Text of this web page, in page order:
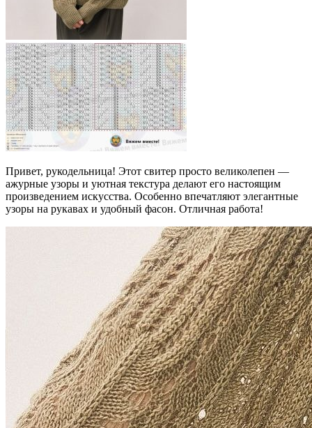
Привет, рукодельница! Этот свитер просто великолепен —
ажурные узоры и уютная текстура делают его настоящим
произведением искусства. Особенно впечатляют элегантные
узоры на рукавах и удобный фасон. Отличная работа!